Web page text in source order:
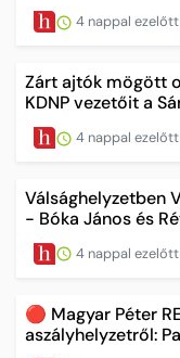
4 nappal ezelőtt
Zárt ajtók mögött
KDNP vezetőit a
4 nappal ezelőtt
Válsághelyzetben
- Bóka János és
4 nappal ezelőtt
🔴 Magyar Péter
aszályhelyzetről: